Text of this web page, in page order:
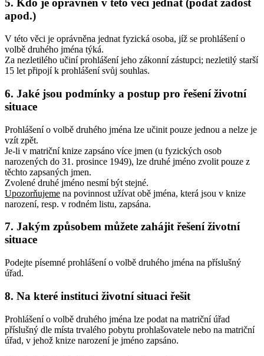
5. Kdo je oprávněn v této věci jednat (podat žádost
apod.)
V této věci je oprávněna jednat fyzická osoba, jíž se prohlášení o
volbě druhého jména týká.
Za nezletilého učiní prohlášení jeho zákonní zástupci; nezletilý starší
15 let připojí k prohlášení svůj souhlas.
6. Jaké jsou podmínky a postup pro řešení životní
situace
Prohlášení o volbě druhého jména lze učinit pouze jednou a nelze je
vzít zpět.
Je-li v matriční knize zapsáno více jmen (u fyzických osob
narozených do 31. prosince 1949), lze druhé jméno zvolit pouze z
těchto zapsaných jmen.
Zvolené druhé jméno nesmí být stejné.
Upozorňujeme na povinnost užívat obě jména, která jsou v knize
narození, resp. v rodném listu, zapsána.
7. Jakým způsobem můžete zahájit řešení životní
situace
Podejte písemné prohlášení o volbě druhého jména na příslušný
úřad.
8. Na které instituci životní situaci řešit
Prohlášení o volbě druhého jména lze podat na matriční úřad
příslušný dle místa trvalého pobytu prohlašovatele nebo na matriční
úřad, v jehož knize narození je jméno zapsáno.